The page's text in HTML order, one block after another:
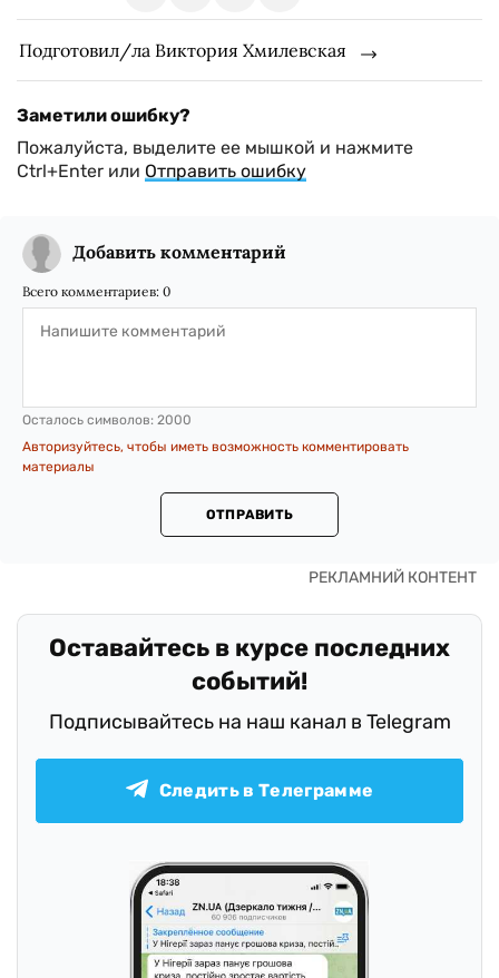
Подготовил/ла Виктория Хмилевская
Заметили ошибку?
Пожалуйста, выделите ее мышкой и нажмите
Ctrl+Enter или Отправить ошибку
Добавить комментарий
Всего комментариев: 0
Осталось символов: 2000
Авторизуйтесь, чтобы иметь возможность комментировать
материалы
ОТПРАВИТЬ
Оставайтесь в курсе последних
событий!
Подписывайтесь на наш канал в Telegram
Следить в Телеграмме